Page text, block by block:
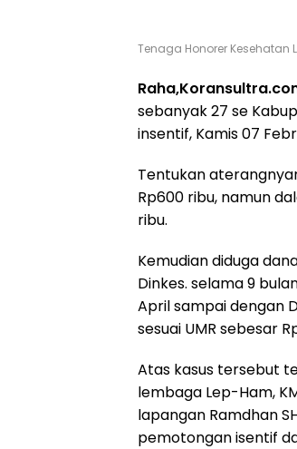
Tenaga Honorer Kesehatan
sebanyak 27 se
insentif, Kamis 07
Tentukan
Rp600 ribu, namun
ribu.
Kemudian diduga
Dinkes. selama 9
April sampai dengan
sesuai UMR sebesar
Atas kasus tersebut
lembaga Lep-Ham,
lapangan Ramdhan
pemotongan isentif